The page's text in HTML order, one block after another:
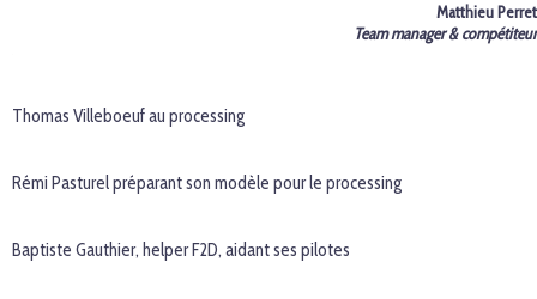
Matthieu Perret
Team manager & compétiteur
Thomas Villeboeuf au processing
Rémi Pasturel préparant son modèle pour le processing
Baptiste Gauthier, helper F2D, aidant ses pilotes